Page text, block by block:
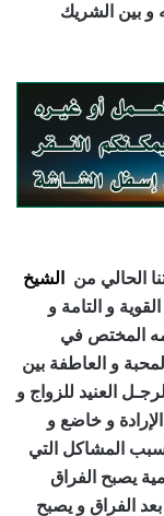
و بين الشريك
الحالي من
الشيخ
و التامة و
المختص في
و العاطفة بين
العنيد للزواج و
و خاضع و
المشاكل التي
يصبح الفراق
الفراق و يصبح